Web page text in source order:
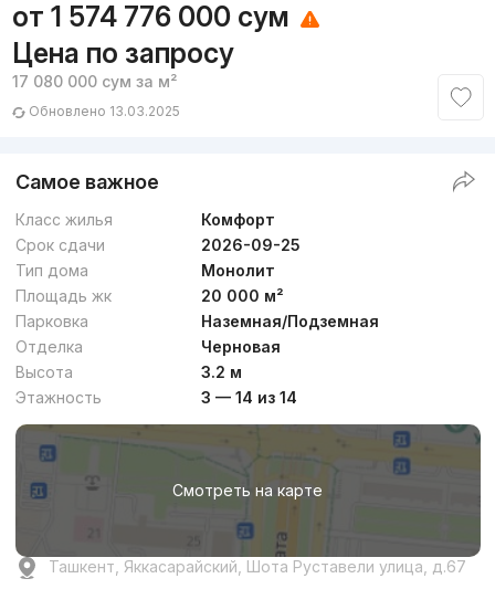
от 1 574 776 000 сум
Цена по запросу
17 080 000 сум за м²
Обновлено 13.03.2025
Самое важное
Класс жилья
Комфорт
Срок сдачи
2026-09-25
Тип дома
Монолит
Площадь жк
20 000 м²
Парковка
Наземная/Подземная
Отделка
Черновая
Высота
3.2 м
Этажность
3 — 14 из 14
Смотреть на карте
Ташкент, Яккасарайский, Шота Руставели улица, д.67